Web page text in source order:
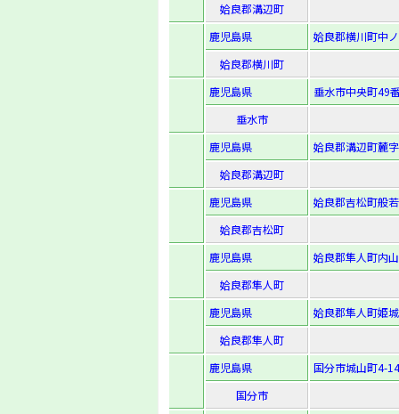
姶良郡溝辺町
鹿児島県
姶良郡横川町中
姶良郡横川町
鹿児島県
垂水市中央町49
垂水市
鹿児島県
姶良郡溝辺町麓
姶良郡溝辺町
鹿児島県
姶良郡吉松町般
姶良郡吉松町
鹿児島県
姶良郡隼人町内
姶良郡隼人町
鹿児島県
姶良郡隼人町姫
姶良郡隼人町
鹿児島県
国分市城山町4-14
国分市